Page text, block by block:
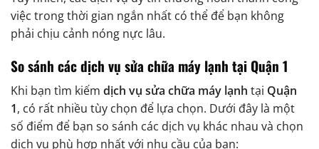
việc trong thời gian ngắn nhất có thể để bạn không
phải chịu cảnh nóng nực lâu.
So sánh các dịch vụ sửa chữa máy lạnh tại Quận 1
Khi bạn tìm kiếm dịch vụ sửa chữa máy lạnh tại Quận
1, có rất nhiều tùy chọn để lựa chọn. Dưới đây là một
số điểm để bạn so sánh các dịch vụ khác nhau và chọn
dịch vụ phù hợp nhất với nhu cầu của bạn: